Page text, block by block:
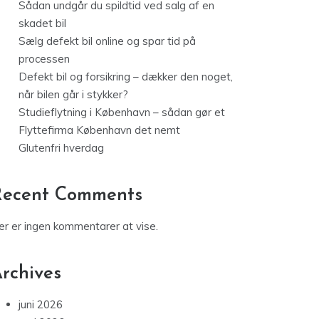
Sådan undgår du spildtid ved salg af en
skadet bil
Sælg defekt bil online og spar tid på
processen
Defekt bil og forsikring – dækker den noget,
når bilen går i stykker?
Studieflytning i København – sådan gør et
Flyttefirma København det nemt
Glutenfri hverdag
Comments
er ingen kommentarer at vise.
juni 2026